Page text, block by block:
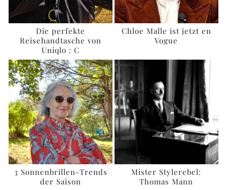
Die perfekte
Reisehandtasche von
Uniqlo : C
Chloe Malle ist jetzt en
Vogue
3 Sonnenbrillen-Trends
der Saison
Mister Stylerebel:
Thomas Mann